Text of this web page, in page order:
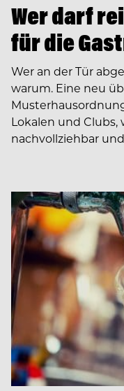
Wer darf
für die
Wer an der Tür
warum. Eine neu
Lokalen und Clubs,
nachvollziehbar